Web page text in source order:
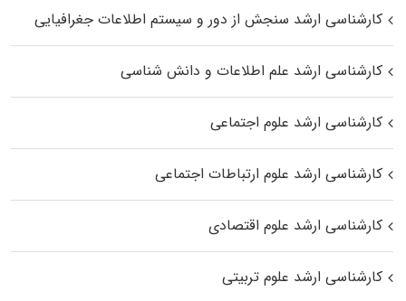
کارشناسی ارشد سنجش از دور و سیستم اطلاعات جغرافیایی
کارشناسی ارشد علم اطلاعات و دانش شناسی
کارشناسی ارشد علوم اجتماعی
کارشناسی ارشد علوم ارتباطات اجتماعی
کارشناسی ارشد علوم اقتصادی
کارشناسی ارشد علوم تربیتی